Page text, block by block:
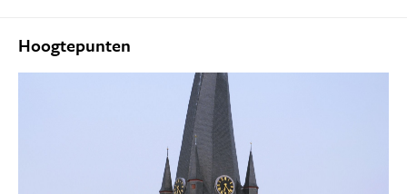
Hoogtepunten